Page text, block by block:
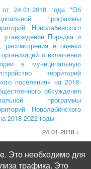
24.01.2018 года "Об
программы
Новолабинского
утверждении Порядка и
рассмотрения и оценки
о включении
в муниципальную
территорий
поселения» на 2018-
обсуждения
программы
Новолабинского
2018-2022 годы
24.01.2018 г.
проекта муниципальной
территорий
Это необходимо для
трафика. Это